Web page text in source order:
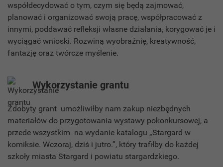
współdecydować o tym, czym się będą zajmować,
planować i organizować swoją pracę, współpracować z
innymi, poddawać refleksji własne działania, korygować je i
wyciągać wnioski. Rozwiną wyobraźnię, kreatywność,
fantazję oraz twórcze myślenie.
Wykorzystanie grantu
Zdobyty grant umożliwiłby nam zakup niezbędnych
materiałów do przygotowania wystawy pokonkursowej, a
przede wszystkim na wydanie katalogu „Stargard w
komiksie. Wczoraj, dziś i jutro.”, który trafiłby do każdej
szkoły miasta Stargard i powiatu stargardzkiego.